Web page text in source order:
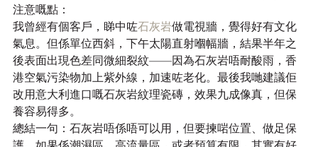
注意嘅點：
我曾經有個客戶，睇中咗石灰岩做電視牆，覺得好有文化
氣息。但係單位西斜，下午太陽直射嗰幅牆，結果半年之
後表面出現色差同微細裂紋——因為石灰岩唔耐酸雨，香
港空氣污染物加上紫外線，加速咗老化。最後我哋建議佢
改用意大利進口嘅石灰岩紋理瓷磚，效果九成像真，但保
養容易得多。
總結一句：石灰岩唔係唔可以用，但要揀啱位置、做足保